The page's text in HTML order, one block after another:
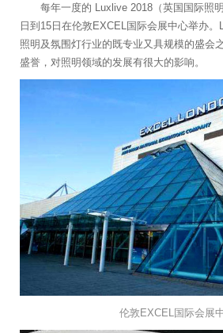
每年一度的 Luxlive 2018（英国国际照
日到15日在伦敦EXCEL国际会展中心举办
照明及氛围灯行业的既专业又具规模的盛会
盛誉，对照明领域的发展有很大的影响。
伦敦EXCEL国际会展